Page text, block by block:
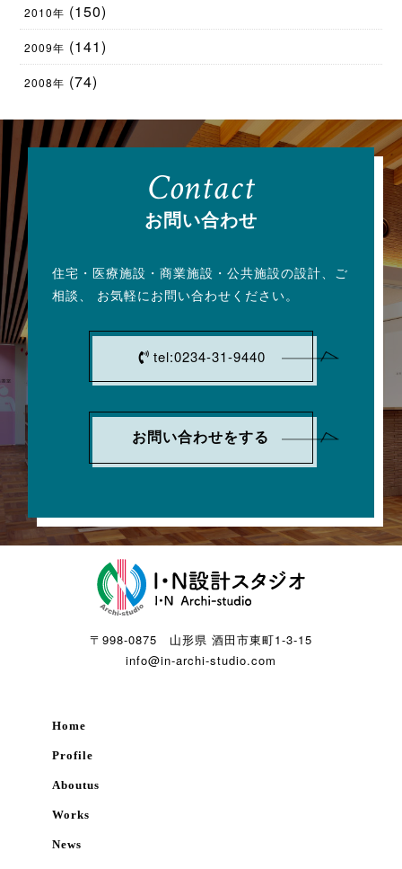
2010年 (150)
2009年 (141)
2008年 (74)
Contact
お問い合わせ
住宅・医療施設・商業施設・公共施設の設計、 ご
相談、 お気軽にお問い合わせください。
tel:0234-31-9440
お問い合わせをする
〒998-0875 山形県 酒田市東町1-3-15
info@in-archi-studio.com
Home
Profile
Aboutus
Works
News